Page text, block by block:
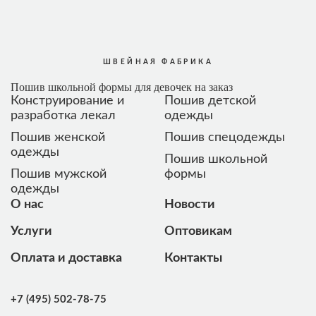
ШВЕЙНАЯ ФАБРИКА
Пошив школьной формы для девочек на заказ
Конструирование и
разработка лекал
Пошив женской
одежды
Пошив мужской
одежды
Пошив детской
одежды
Пошив спецодежды
Пошив школьной
формы
О нас
Услуги
Оплата и доставка
Новости
Оптовикам
Контакты
+7 (495) 502-78-75